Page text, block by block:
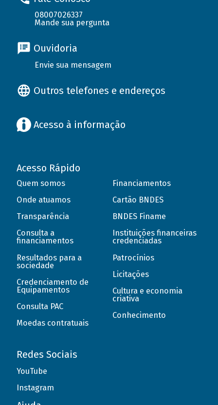
08007026337
Mande sua pergunta
Ouvidoria
Envie sua mensagem
Outros telefones e endereços
Acesso à informação
Acesso Rápido
Quem somos
Onde atuamos
Transparência
Consulta a
financiamentos
Resultados para a
sociedade
Credenciamento de
Equipamentos
Consulta PAC
Moedas contratuais
Financiamentos
Cartão BNDES
BNDES Finame
Instituições financeiras
credenciadas
Patrocínios
Licitações
Cultura e economia
criativa
Conhecimento
Redes Sociais
YouTube
Instagram